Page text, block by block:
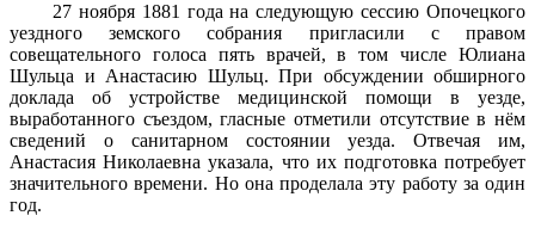
27 ноября 1881 года на следующую сессию Опочецкого
уездного земского собрания пригласили с правом
совещательного голоса пять врачей, в том числе Юлиана
Шульца и Анастасию Шульц. При обсуждении обширного
доклада об устройстве медицинской помощи в уезде,
выработанного съездом, гласные отметили отсутствие в нём
сведений о санитарном состоянии уезда. Отвечая им,
Анастасия Николаевна указала, что их подготовка потребует
значительного времени. Но она проделала эту работу за один
год.